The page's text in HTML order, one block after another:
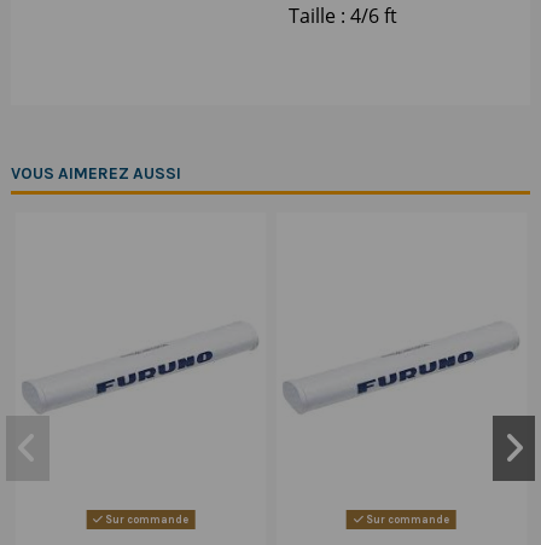
Taille : 4/6 ft
VOUS AIMEREZ AUSSI
Sur commande Sur commande